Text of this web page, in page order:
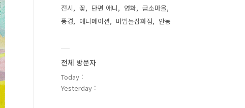
전시
꽃 단편 애니 영화
금소마을
풍경
애니메이션 마법돌잡화점 안동
전체 방문자
Today :
Yesterday :